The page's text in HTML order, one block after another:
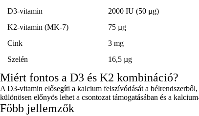
D3-vitamin
2000 IU (50 µg)
K2-vitamin (MK-7)
75 µg
Cink
3 mg
Szelén
16,5 µg
Miért fontos a D3 és K2 kombináció?
A D3-vitamin elősegíti a kalcium felszívódását a
különösen előnyös lehet a csontozat támogatásában és a
Főbb jellemzők